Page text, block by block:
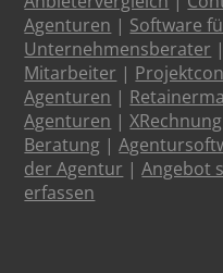
Agenturen | Software
Unternehmensberater |
Mitarbeiter |
Agenturen |
Agenturen |
Beratung |
der Agentur |Angebot
erfassen